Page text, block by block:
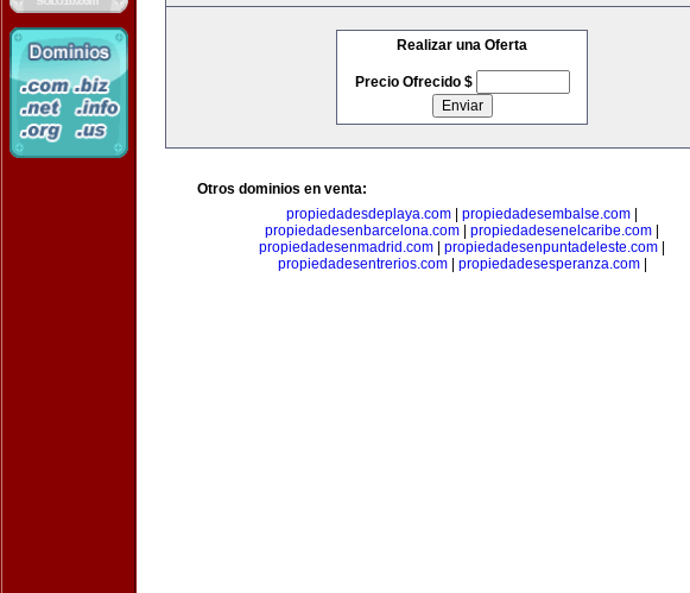
Realizar una Oferta
Precio Ofrecido $
Otros dominios en venta:
propiedadesdeplaya.com
propiedadesembalse.com
propiedadesenbarcelona.com
propiedadesenelcaribe.com
propiedadesenmadrid.com
propiedadesenpuntadeleste.com
propiedadesentrerios.com| propiedadesesperanza.com|